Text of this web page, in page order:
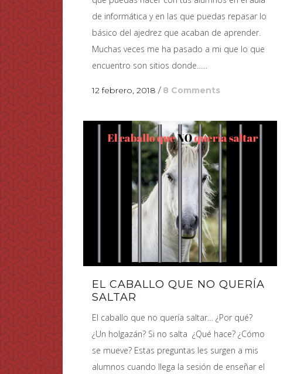
de informática y en las que puedas repasar lo
básico del ajedrez que acaban de aprender.
Muchas veces me ha pasado a mi que lo que
encuentro son sitios donde......
12 febrero, 2018 / 8 Comments
EL CABALLO QUE NO QUERÍA
SALTAR
El caballo que no quería saltar… ¿Por qué?
¿Un holgazán? Si no salta ¿Qué hace? ¿Cómo
se mueve? Estas preguntas les surgen a mis
alumnos cuando llega la sesión de enseñar el